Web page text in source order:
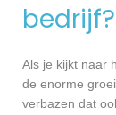
bedrijf?
Als je kijkt naar
de enorme
verbazen dat